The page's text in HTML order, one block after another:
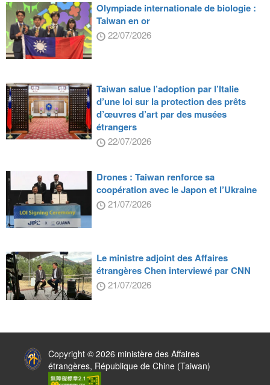
Olympiade internationale de biologie :
Taiwan en or
22/07/2026
Taiwan salue l’adoption par l’Italie
d’une loi sur la protection des prêts
d’œuvres d’art par des musées
étrangers
22/07/2026
Drones : Taiwan renforce sa
coopération avec le Japon et l’Ukraine
21/07/2026
Le ministre adjoint des Affaires
étrangères Chen interviewé par CNN
21/07/2026
Copyright © 2026 ministère des Affaires
étrangères, République de Chine (Taiwan)